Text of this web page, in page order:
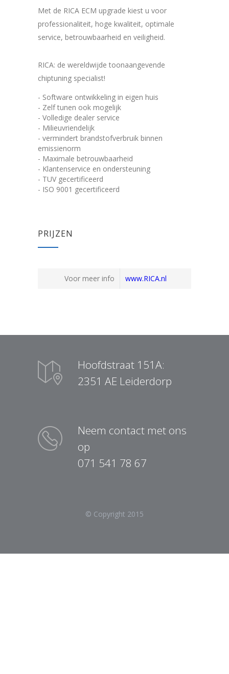
Met de RICA ECM upgrade kiest u voor
professionaliteit, hoge kwaliteit, optimale
service, betrouwbaarheid en veiligheid.
RICA: de wereldwijde toonaangevende
chiptuning specialist!
- Software ontwikkeling in eigen huis
- Zelf tunen ook mogelijk
- Volledige dealer service
- Milieuvriendelijk
- vermindert brandstofverbruik binnen
emissienorm
- Maximale betrouwbaarheid
- Klantenservice en ondersteuning
- TUV gecertificeerd
- ISO 9001 gecertificeerd
PRIJZEN
Voor meer info www.RICA.nl
Hoofdstraat 151A:
2351 AE Leiderdorp
Neem contact met ons
op
071 541 78 67
© Copyright 2015